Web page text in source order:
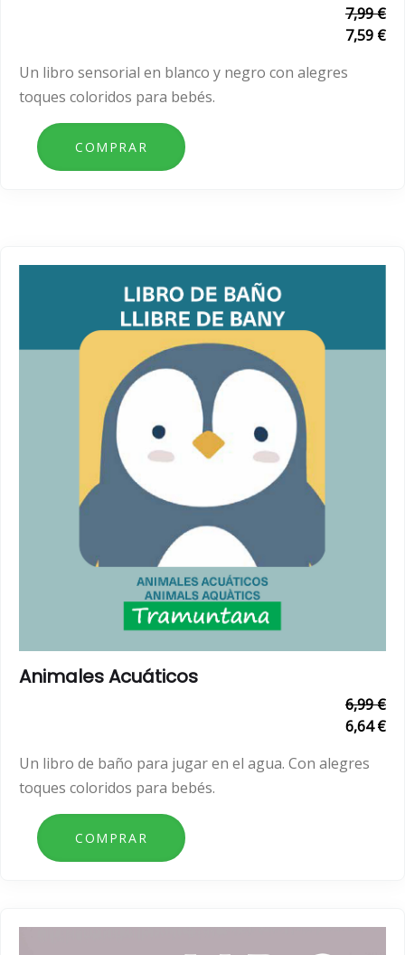
7,99 €
7,59 €
Un libro sensorial en blanco y negro con alegres
toques coloridos para bebés.
Animales Acuáticos
6,99 €
6,64 €
Un libro de baño para jugar en el agua. Con alegres
toques coloridos para bebés.